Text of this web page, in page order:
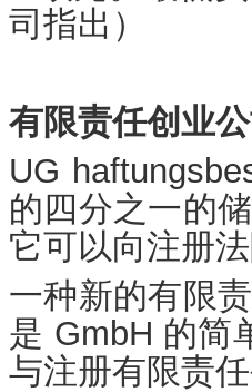
司指出）
有限责任创业
UG
的四分之一的
它可以向注册
一种新的有限
是 GmbH 的简
与注册有限责